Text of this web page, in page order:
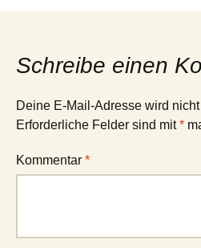
Schreibe einen
Deine E-Mail-Adresse wird
Erforderliche Felder sind mit*
Kommentar *